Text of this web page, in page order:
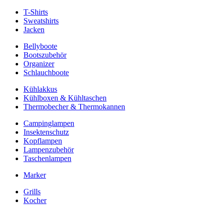
T-Shirts
Sweatshirts
Jacken
Bellyboote
Bootszubehör
Organizer
Schlauchboote
Kühlakkus
Kühlboxen & Kühltaschen
Thermobecher & Thermokannen
Campinglampen
Insektenschutz
Kopflampen
Lampenzubehör
Taschenlampen
Marker
Grills
Kocher